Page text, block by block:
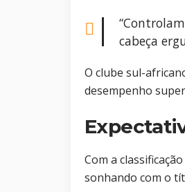
cabeça
O clube sul-
desempenho
Com a
sonhando com o